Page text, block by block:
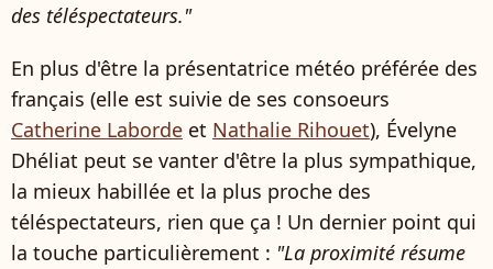
des téléspectateurs."
En plus d'être la présentatrice météo préférée des
français (elle est suivie de ses consoeurs
Catherine Laborde et Nathalie Rihouet), Évelyne
Dhéliat peut se vanter d'être la plus sympathique,
la mieux habillée et la plus proche des
téléspectateurs, rien que ça ! Un dernier point qui
la touche particulièrement : "La proximité résume